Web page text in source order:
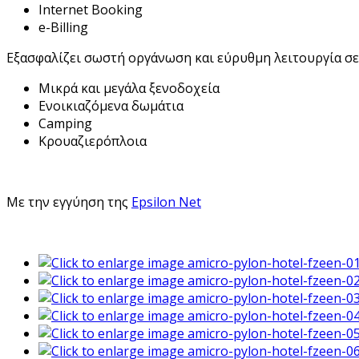
Internet Booking
e-Billing
Εξασφαλίζει σωστή οργάνωση και εύρυθμη λειτουργία
Μικρά και μεγάλα ξενοδοχεία
Ενοικιαζόμενα δωμάτια
Camping
Κρουαζιερόπλοια
Με την εγγύηση της Epsilon Net